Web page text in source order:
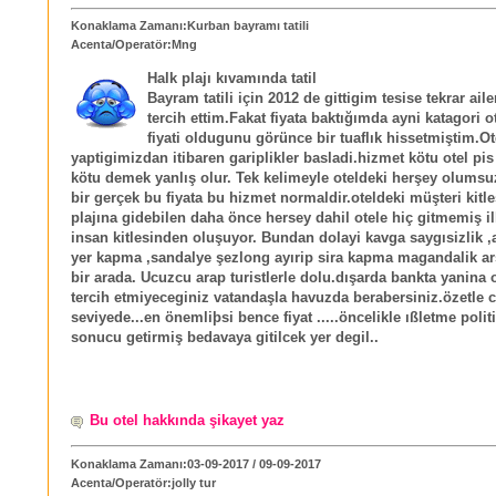
Konaklama Zamanı:Kurban bayramı tatili
Acenta/Operatör:Mng
Halk plajı kıvamında tatil
Bayram tatili için 2012 de gittigim tesise tekrar
tercih ettim.Fakat fiyata baktığımda ayni katagori
fiyati oldugunu görünce bir tuaflık
yaptigimizdan itibaren gariplikler basladi.hizmet kötu otel pis
kötu demek yanlış olur. Tek kelimeyle oteldeki herşey
bir gerçek bu fiyata bu hizmet normaldir.oteldeki müşteri
plajına gidebilen daha önce hersey dahil otele hiç gitmemiş
insan kitlesinden oluşuyor. Bundan dolayi kavga saygısizlik
yer kapma ,sandalye şezlong ayırip sira kapma magandalik
bir arada. Ucuzcu arap turistlerle dolu.dışarda bankta yanina
tercih etmiyeceginiz vatandaşla havuzda berabersiniz.özetle
seviyede...en önemliþsi bence fiyat .....öncelikle ıßletme
sonucu getirmiş bedavaya gitilcek yer degil..
Bu otel hakkında şikayet yaz
Konaklama Zamanı:03-09-2017 / 09-09-2017
Acenta/Operatör:jolly tur